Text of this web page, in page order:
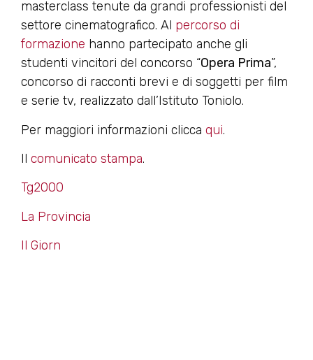
masterclass tenute da grandi professionisti del
settore cinematografico. Al percorso di
formazione hanno partecipato anche gli
studenti vincitori del concorso “Opera Prima”,
concorso di racconti brevi e di soggetti per film
e serie tv, realizzato dall’Istituto Toniolo.
Per maggiori informazioni clicca qui.
Il comunicato stampa.
Tg2000
La Provincia
Il Giorn